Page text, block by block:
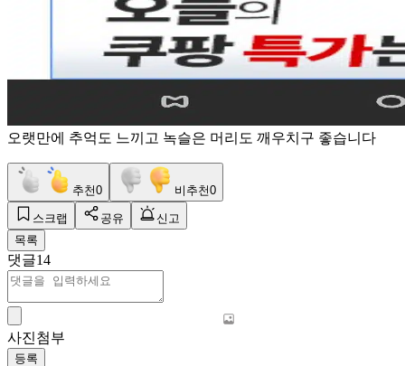
오랫만에 추억도 느끼고 녹슬은 머리도 깨우치구 좋습니다
추천0 비추천0
스크랩 공유
신고
목록
댓글14
사진첨부
등록